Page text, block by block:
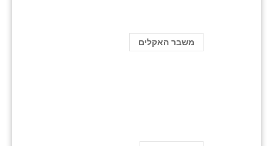
משבר האקלים